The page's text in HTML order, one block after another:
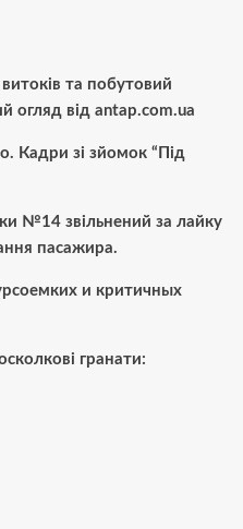
та побутовий
огляд від antap.com.ua
Кадри зі зйомок “Під
№14 звільнений за лайку
пасажира.
и критичных
гранати: